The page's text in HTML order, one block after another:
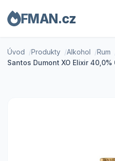
FMAN.cz
Úvod Produkty Alkohol
Rum
Santos Dumont XO Elixir 40,0%